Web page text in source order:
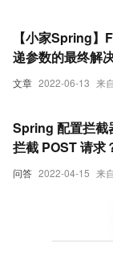
文章 2022-06-13 来
【小家Spring
递参数的最终解
supported （附
问答 2022-04-15 来
Spring 配置拦截
拦截 POST 请求